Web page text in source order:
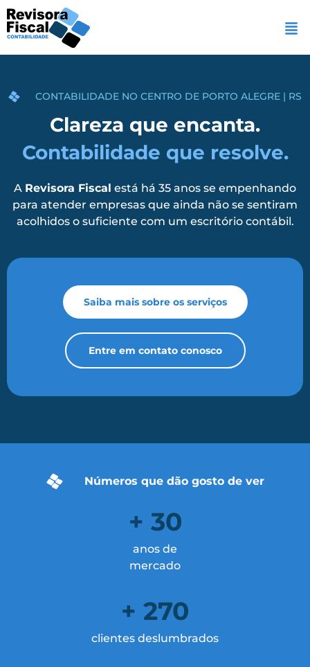
CONTABILIDADE NO CENTRO DE PORTO ALEGRE | RS
Clareza que encanta.
Contabilidade que resolve.
A Revisora Fiscal está há 35 anos se empenhando
para atender empresas que ainda não se sentiram
acolhidos o suficiente com um escritório contábil.
Saiba mais sobre os serviços
Entre em contato conosco
Números que dão gosto de ver
+ 30
anos de
mercado
+ 270
clientes deslumbrados